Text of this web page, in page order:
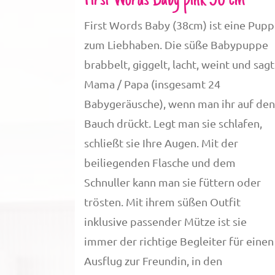
First Words Baby (38cm) ist eine
zum Liebhaben. Die süße Babypuppe
brabbelt, giggelt, lacht, weint und sagt
Mama / Papa (insgesamt 24
Babygeräusche), wenn man ihr auf den
Bauch drückt. Legt man sie schlafen,
schließt sie Ihre Augen. Mit der
beiliegenden Flasche und dem
Schnuller kann man sie füttern oder
trösten. Mit ihrem süßen Outfit
inklusive passender Mütze ist sie
immer der richtige Begleiter für einen
Ausflug zur Freundin, in den